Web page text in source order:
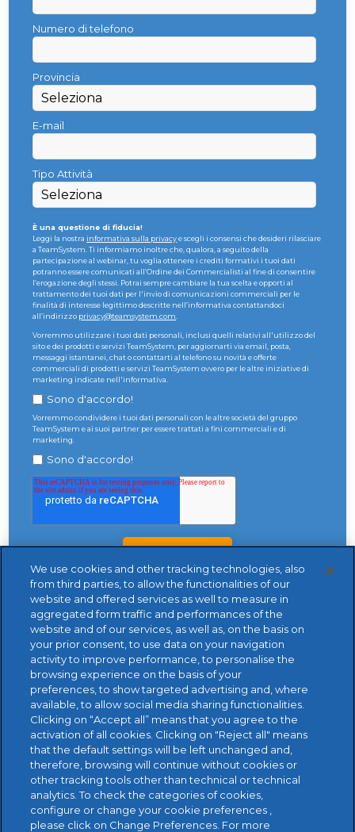
Numero di telefono
Provincia
E-mail
Tipo Attività
È una questione di fiducia!
Leggi la nostrainformativa sulla privacye scegli i consensi che desideri rilasciare
a TeamSystem.Ti informiamo inoltre che, qualora, a seguito della
partecipazione al webinar, tu voglia ottenere i crediti formativi i tuoi dati
potranno essere comunicati all’Ordine dei Commercialisti al fine di consentire
l’erogazione degli stessi. Potrai sempre cambiare la tua scelta e opporti al
trattamento dei tuoi dati per l'invio di comunicazioni commerciali per le
finalità di interesse legittimo descritte nell’informativa contattandoci
all’indirizzo privacy@teamsystem.com
Vorremmo utilizzare i tuoi dati personali, inclusi quelli relativi all'utilizzo del
sito e dei prodotti e servizi TeamSystem, per aggiornarti via email, posta,
messaggi istantanei, chat o contattarti al telefono su novità e offerte
commerciali di prodotti e servizi TeamSystem ovvero per le altre iniziative di
marketing indicate nell'informativa.
Sono d'accordo!
Vorremmo condividere i tuoi dati personali con le altre società del gruppo
TeamSystem e ai suoi partner per essere trattati a fini commerciali e di
marketing.
Sono d'accordo!
We use cookies and other tracking technologies, also
from third parties, to allow the functionalities of our
website and offered services as well to measure in
aggregated form traffic and performances of the
website and of our services, as well as, on the basis on
your prior consent, to use data on your navigation
activity to improve performance, to personalise the
browsing experience on the basis of your
preferences, to show targeted advertising and, where
available, to allow social media sharing functionalities.
Clicking on “Accept all” means that you agree to the
activation of all cookies. Clicking on "Reject all" means
that the default settings will be left unchanged and,
therefore, browsing will continue without cookies or
other tracking tools other than technical or technical
analytics. To check the categories of cookies,
configure or change your cookie preferences ,
please click on Change Preferences. For more